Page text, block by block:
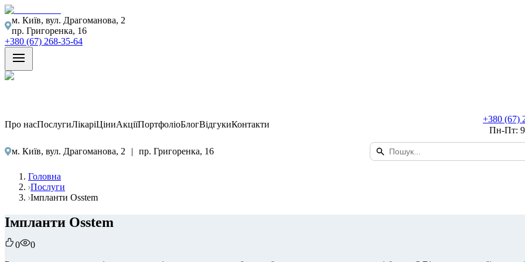
м. Київ, вул. Драгоманова, 2
пр. Григоренка, 16
+380 (67) 268-35-64
Про насПослугиЛікаріЦіниАкціїПортфоліоБлогВідгукиКонтакти
+380 (67)
Пн-Пт:
м. Київ, вул. Драгоманова, 2 | пр. Григоренка, 16
Головна
Послуги
Імпланти Osstem
Імпланти Osstem
0
0